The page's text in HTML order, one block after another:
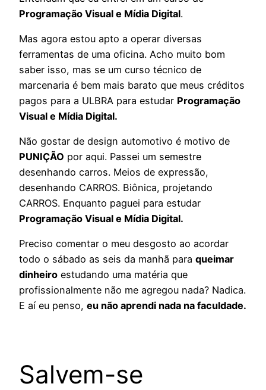
Programação Visual e Mídia Digital.
Mas agora estou apto a operar diversas
ferramentas de uma oficina. Acho muito bom
saber isso, mas se um curso técnico de
marcenaria é bem mais barato que meus créditos
pagos para a ULBRA para estudar Programação
Visual e Mídia Digital.
Não gostar de design automotivo é motivo de
PUNIÇÃO por aqui. Passei um semestre
desenhando carros. Meios de expressão,
desenhando CARROS. Biônica, projetando
CARROS. Enquanto paguei para estudar
Programação Visual e Mídia Digital.
Preciso comentar o meu desgosto ao acordar
todo o sábado as seis da manhã para queimar
dinheiro estudando uma matéria que
profissionalmente não me agregou nada? Nadica.
E aí eu penso, eu não aprendi nada na faculdade.
Salvem-se